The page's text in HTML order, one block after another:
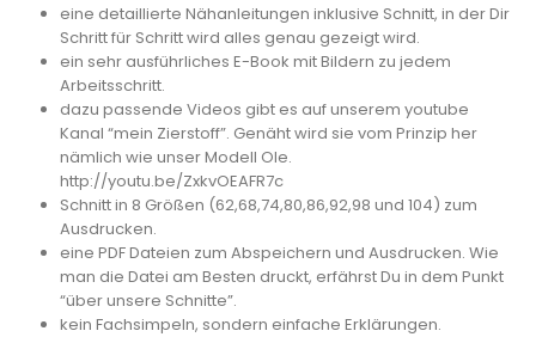
eine detaillierte Nähanleitungen inklusive Schnitt, in der Dir
Schritt für Schritt wird alles genau gezeigt wird.
ein sehr ausführliches E-Book mit Bildern zu jedem
Arbeitsschritt.
dazu passende Videos gibt es auf unserem youtube
Kanal “mein Zierstoff”. Genäht wird sie vom Prinzip her
nämlich wie unser Modell Ole.
http://youtu.be/ZxkvOEAFR7c
Schnitt in 8 Größen (62,68,74,80,86,92,98 und 104) zum
Ausdrucken.
eine PDF Dateien zum Abspeichern und Ausdrucken. Wie
man die Datei am Besten druckt, erfährst Du in dem Punkt
“über unsere Schnitte”.
kein Fachsimpeln, sondern einfache Erklärungen.